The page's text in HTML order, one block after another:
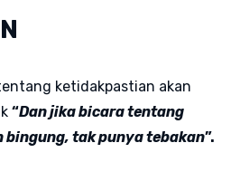
ketidakpastian akan
“Dan jika bicara tentang
bingung, tak punya tebakan”.